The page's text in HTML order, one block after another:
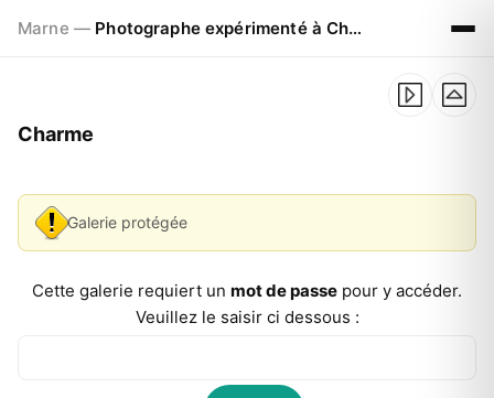
Marne — Photographe expérimenté à Chalons en Champagne
Charme
Galerie protégée
Cette galerie requiert un mot de passe pour y accéder.
Veuillez le saisir ci dessous :